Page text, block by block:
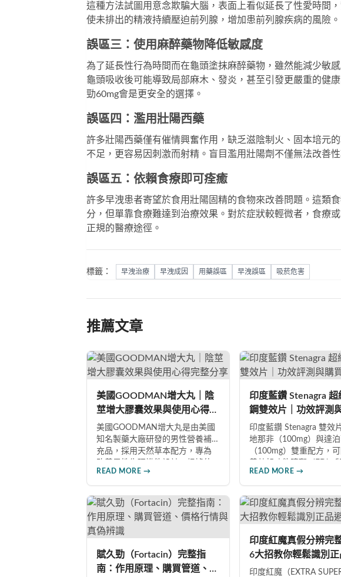
這種方法試圖用意念欺騙大腦，表面上看似延長了性愛時間
使未排出的精液持續壓迫前列腺，增加患前列腺疾病的風險。
誤區三：使用麻醉藥物降低敏感度
為了延長性行為時間而在龜頭塗抹麻醉藥物，雖然能減少敏
龜頭吸收後可能導致局部麻木、發炎，甚至引發更嚴重的健
勁60mg會是更安全的選擇。
誤區四：濫用壯陽西藥
許多壯陽西藥僅有催情興奮作用，缺乏滋陰制火、固本培元
不足，更容易因刺激而射精。盲目濫用壯陽劑不僅無法改善
誤區五：依賴食療即可痊癒
許多早洩患者寄望於食用壯陽固精的食物來改善問題。這類
分，但單靠食療難達到治療效果。對於症狀較輕微者，食療
正規的醫療途徑。
標籤： 早洩治療 早洩成因 用藥誤區 早洩誤區 吸菸危害
推薦文章
美國GOODMAN增大丸｜陰
莖增大膠囊效果與使用心得完
整分享
美國GOODMAN增大丸是由美國
知名製藥大廠研發的男性營養補
充品，採用天然草本配方，專為
用者回饋，平均可增加陰莖長度2-
5公分，圍度提升25%-30%，同時
改善陽痿、早洩等性功能障礙。
每日1-2粒，90天完整療程即可達
到理想效果並建立長期保健基
礎。
READ MORE →
印度藍鑽 Stenagra 超
鋼雙效片｜功效評測
南
印度藍鑽 Stenagra 雙效
地那非（100mg）與達泊
（100mg）雙重配方，
題（PE）。根據使用者回
藥後約30分鐘即可感受
效持續8至12小時，無論
是持久度都有明顯提升。
PTT 網友實測分享，正
多數，是CP值極高的男
選擇。
READ MORE →
賦久勁（Fortacin）完整指
南：作用原理、購買管道、價
印度紅魔真假分辨完
6大招教你輕鬆識別正
假藥
印度紅魔（EXTRA SUPER